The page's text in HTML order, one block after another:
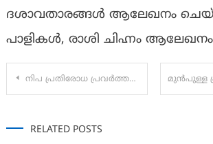
ദശാവതാരങ്ങൾ ആലേഖനം
പാളികൾ, രാശി ചിഹ്നം
Post
നിപ പ്രതിരോധ പ്രവർത്തനത്തിൽ വീഴ്ചയില്ലെന്ന് ആരോഗ്യമന്ത്രി
RELATED POSTS